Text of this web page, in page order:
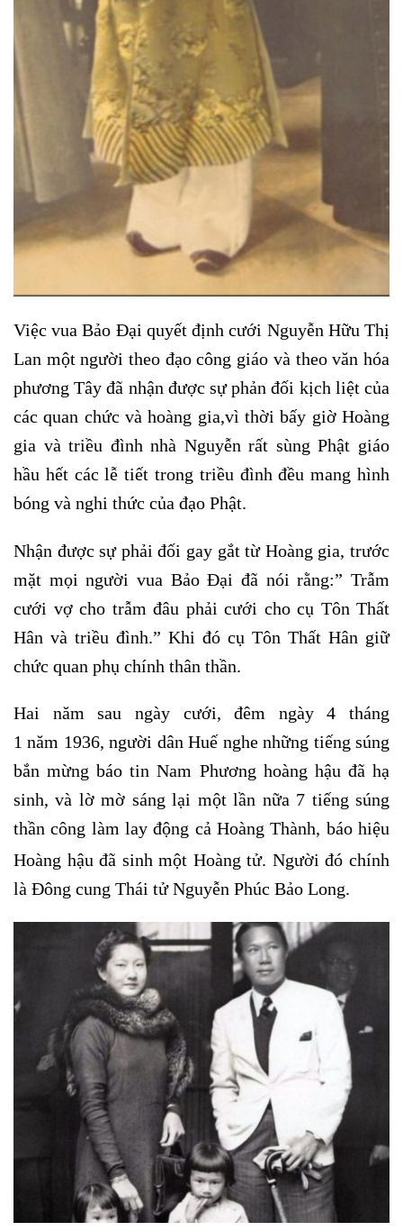
Việc vua Bảo Đại quyết định cưới Nguyễn Hữu Thị
Lan một người theo đạo công giáo và theo văn hóa
phương Tây đã nhận được sự phản đối kịch liệt của
các quan chức và hoàng gia,vì thời bấy giờ Hoàng
gia và triều đình nhà Nguyễn rất sùng Phật giáo
hầu hết các lễ tiết trong triều đình đều mang hình
bóng và nghi thức của đạo Phật.
Nhận được sự phải đối gay gắt từ Hoàng gia, trước
mặt mọi người vua Bảo Đại đã nói rằng:” Trẫm
cưới vợ cho trẫm đâu phải cưới cho cụ Tôn Thất
Hân và triều đình.” Khi đó cụ Tôn Thất Hân giữ
chức quan phụ chính thân thần.
Hai năm sau ngày cưới, đêm ngày 4 tháng
1 năm 1936, người dân Huế nghe những tiếng súng
bắn mừng báo tin Nam Phương hoàng hậu đã hạ
sinh, và lờ mờ sáng lại một lần nữa 7 tiếng súng
thần công làm lay động cả Hoàng Thành, báo hiệu
Hoàng hậu đã sinh một Hoàng tử. Người đó chính
là Đông cung Thái tử Nguyễn Phúc Bảo Long.